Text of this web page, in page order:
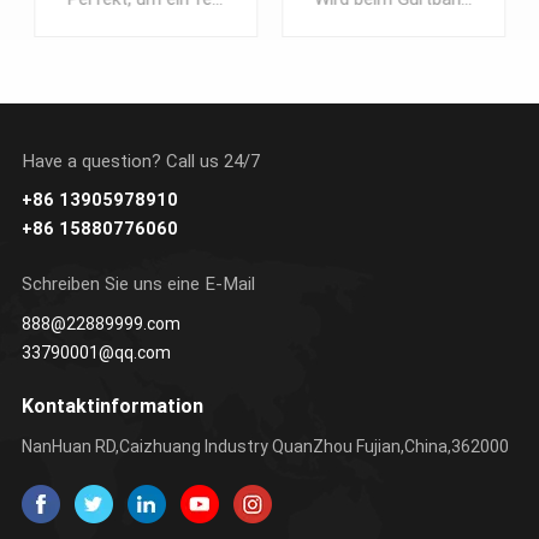
SIE
Have a question? Call us 24/7
+86 13905978910
+86 15880776060
Schreiben Sie uns eine E-Mail
888@22889999.com
33790001@qq.com
Kontaktinformation
NanHuan RD,Caizhuang Industry QuanZhou Fujian,China,362000